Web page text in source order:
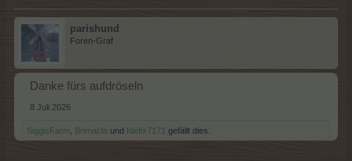
parishund
Foren-Graf
Danke fürs aufdröseln
8 Juli 2026
SiggisFarm Brimacla und Idefix7171 gefällt dies.